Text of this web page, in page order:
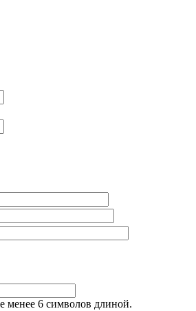
менее 6 символов длиной.